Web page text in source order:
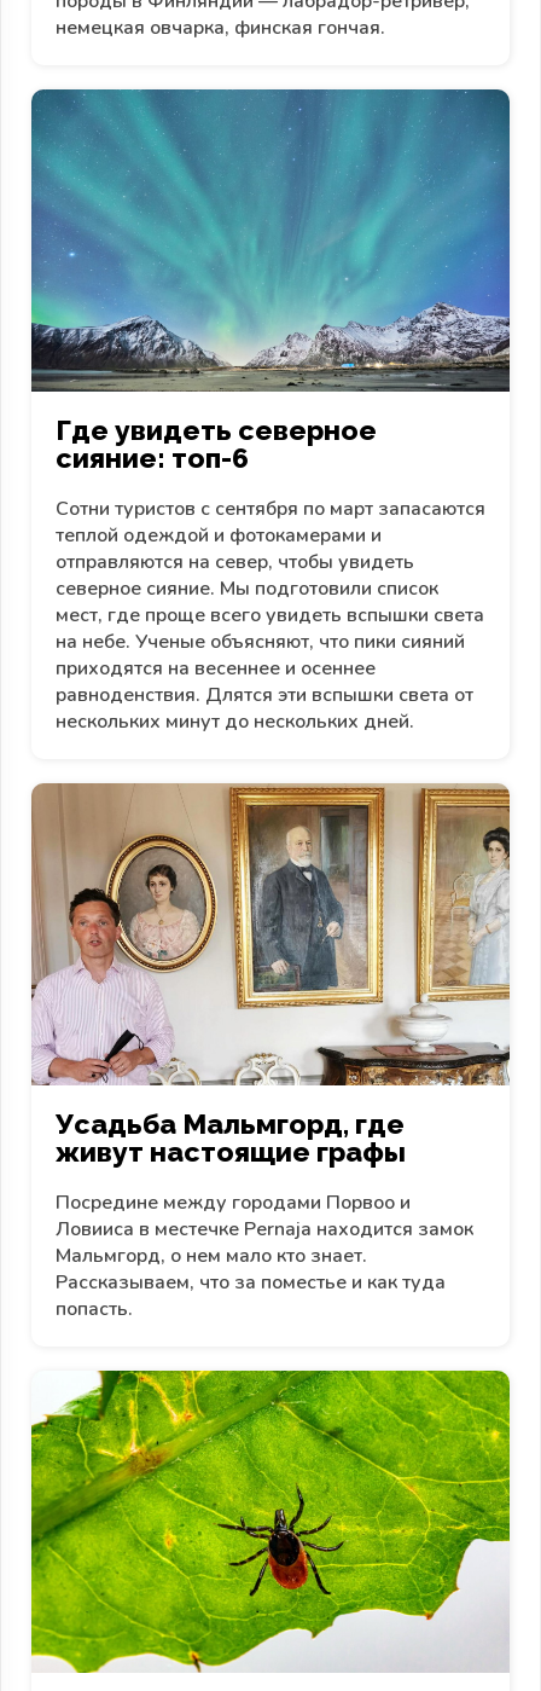
немецкая овчарка, финская гончая.
Где увидеть северное
сияние: топ-6
Сотни туристов с сентября по март запасаются
теплой одеждой и фотокамерами и
отправляются на север, чтобы увидеть
северное сияние. Мы подготовили список
мест, где проще всего увидеть вспышки света
на небе. Ученые объясняют, что пики сияний
приходятся на весеннее и осеннее
равноденствия. Длятся эти вспышки света от
нескольких минут до нескольких дней.
Усадьба Мальмгорд, где
живут настоящие графы
Посредине между городами Порвоо и
Ловииса в местечке Pernaja находится замок
Мальмгорд, о нем мало кто знает.
Рассказываем, что за поместье и как туда
попасть.